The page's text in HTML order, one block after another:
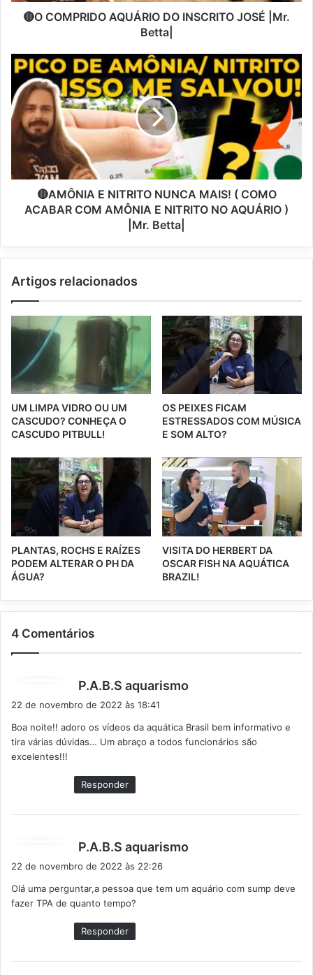
🔴O COMPRIDO AQUÁRIO DO INSCRITO JOSÉ |Mr.
Betta|
🔴AMÔNIA E NITRITO NUNCA MAIS! ( COMO
ACABAR COM AMÔNIA E NITRITO NO AQUÁRIO )
|Mr. Betta|
Artigos relacionados
UM LIMPA VIDRO OU UM
CASCUDO? CONHEÇA O
CASCUDO PITBULL!
OS PEIXES FICAM
ESTRESSADOS COM MÚSICA
E SOM ALTO?
PLANTAS, ROCHS E RAÍZES
PODEM ALTERAR O PH DA
ÁGUA?
VISITA DO HERBERT DA
OSCAR FISH NA AQUÁTICA
BRAZIL!
4 Comentários
P.A.B.S aquarismo
s
e
22 de novembro de 2022 às 18:41
Boa noite!! adoro os vídeos da aquática Brasil bem informativo e
tira várias dúvidas… Um abraço a todos funcionários são
excelentes!!!
Responder
P.A.B.S aquarismo
s
22 de novembro de 2022 às 22:26
Olá uma perguntar,a pessoa que tem um aquário com sump deve
fazer TPA de quanto tempo?
Responder